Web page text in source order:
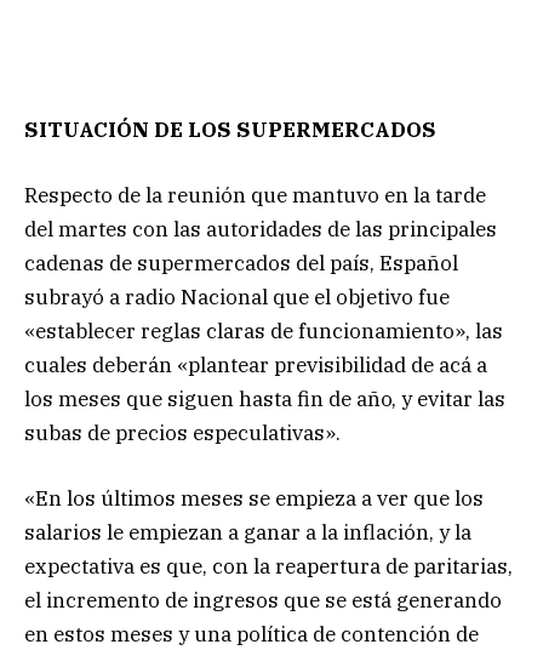
SITUACIÓN DE LOS SUPERMERCADOS
Respecto de la reunión que mantuvo en la tarde
del martes con las autoridades de las principales
cadenas de supermercados del país, Español
subrayó a radio Nacional que el objetivo fue
«establecer reglas claras de funcionamiento», las
cuales deberán «plantear previsibilidad de acá a
los meses que siguen hasta fin de año, y evitar las
subas de precios especulativas».
«En los últimos meses se empieza a ver que los
salarios le empiezan a ganar a la inflación, y la
expectativa es que, con la reapertura de paritarias,
el incremento de ingresos que se está generando
en estos meses y una política de contención de